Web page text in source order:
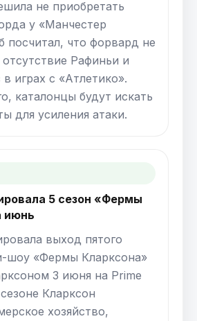
не приобретать
у «Манчестер
посчитал, что форвард не
Рафиньи и
играх с «Атлетико».
каталонцы будут искать
для усиления атаки.
5 сезон «Фермы
июнь
выход пятого
шоу «Фермы Кларксона»
3 июня на Prime
Кларксон
хозяйство,